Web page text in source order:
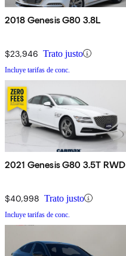
2018 Genesis G80 3.8L
$23,946 Trato justo
Incluye tarifas de conc.
2021 Genesis G80 3.5T RWD
$40,998 Trato justo
Incluye tarifas de conc.